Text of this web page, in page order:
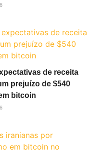
de receita
prejuízo de $540
bitcoin